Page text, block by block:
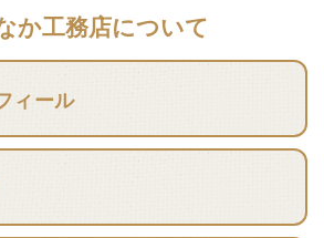
か工務店について
ィール